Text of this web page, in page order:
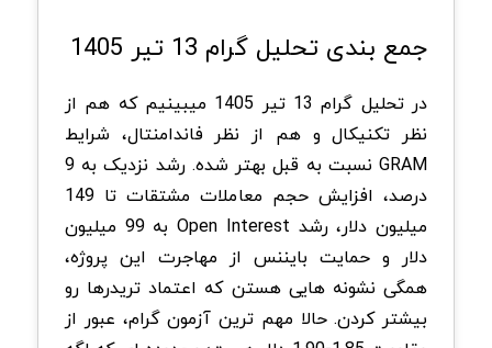
جمع بندی تحلیل گرام 13 تیر 1405
در تحلیل گرام 13 تیر 1405 میبینیم که هم از
نظر تکنیکال و هم از نظر فاندامنتال، شرایط
GRAM نسبت به قبل بهتر شده. رشد نزدیک به 9
درصد، افزایش حجم معاملات مشتقات تا 149
میلیون دلار، رشد Open Interest به 99 میلیون
دلار و حمایت بایننس از مهاجرت این پروژه،
همگی نشونه هایی هستن که اعتماد تریدرها رو
بیشتر کردن. حالا مهم ترین آزمون گرام، عبور از